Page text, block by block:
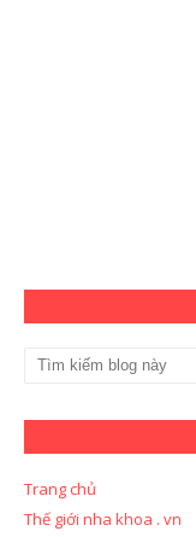
Trang chủ
Thế giới nha khoa . vn